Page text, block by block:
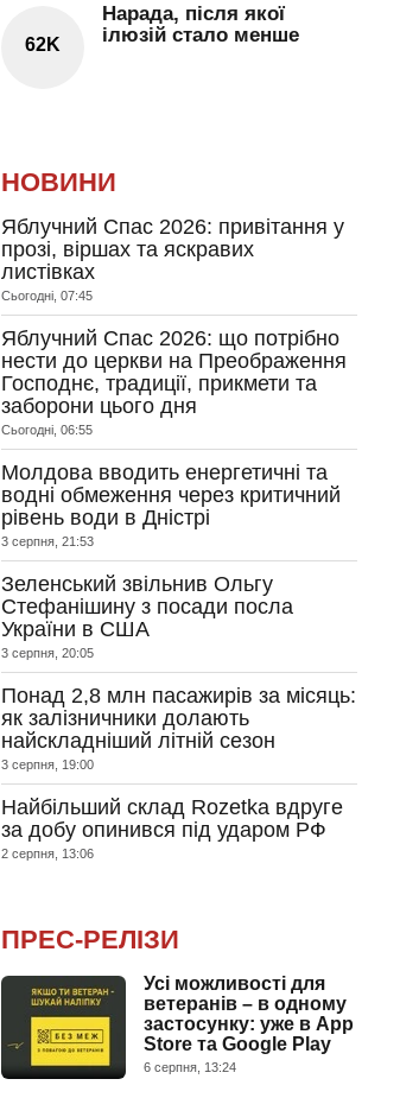
62K
Нарада, після якої
ілюзій стало менше
НОВИНИ
Яблучний Спас 2026: привітання у
прозі, віршах та яскравих
листівках
Сьогодні, 07:45
Яблучний Спас 2026: що потрібно
нести до церкви на Преображення
Господнє, традиції, прикмети та
заборони цього дня
Сьогодні, 06:55
Молдова вводить енергетичні та
водні обмеження через критичний
рівень води в Дністрі
3 серпня, 21:53
Зеленський звільнив Ольгу
Стефанішину з посади посла
України в США
3 серпня, 20:05
Понад 2,8 млн пасажирів за місяць:
як залізничники долають
найскладніший літній сезон
3 серпня, 19:00
Найбільший склад Rozetka вдруге
за добу опинився під ударом РФ
2 серпня, 13:06
ПРЕС-РЕЛІЗИ
Усі можливості для
ветеранів – в одному
застосунку: уже в App
Store та Google Play
6 серпня, 13:24